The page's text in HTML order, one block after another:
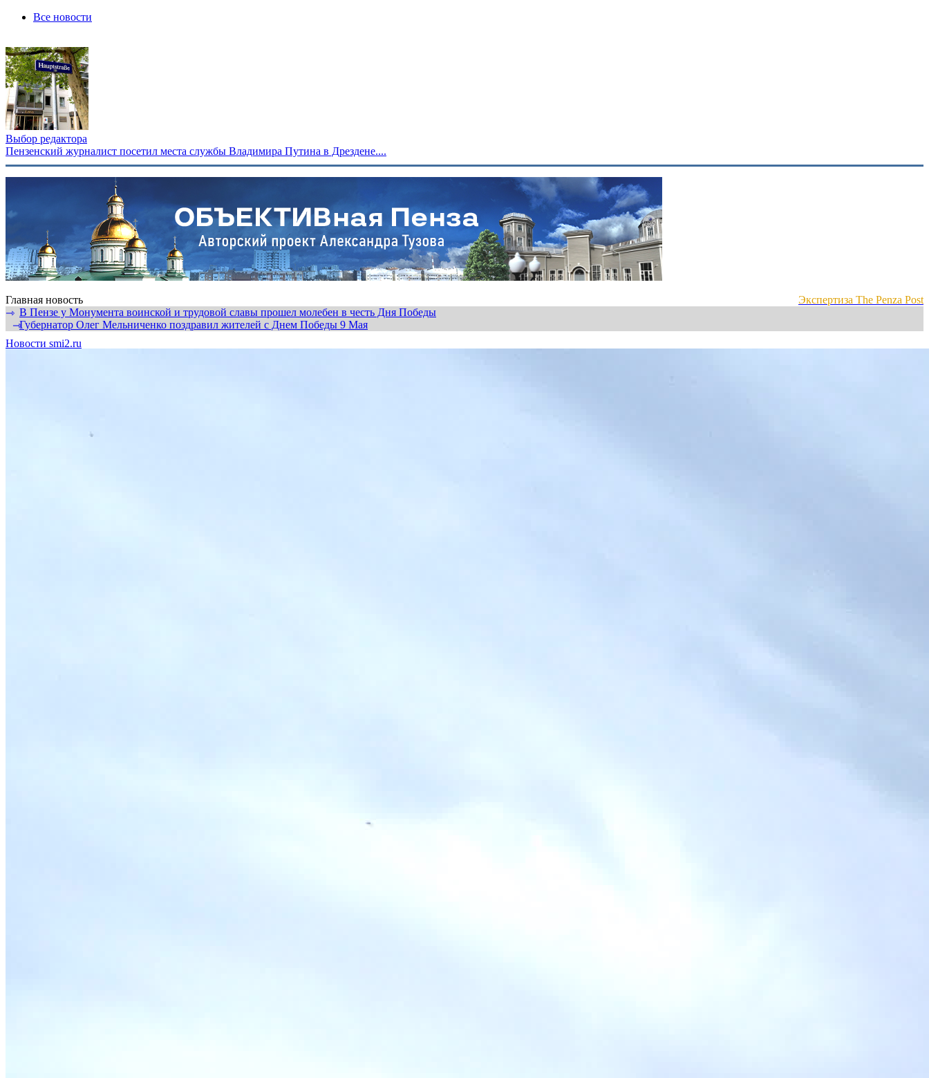
Все новости
Выбор редактора
Пензенский журналист посетил места службы Владимира Путина в Дрездене....
Главная новость
Экспертиза The Penza Post
⇾ В Пензе у Монумента воинской и трудовой славы прошел молебен в честь Дня Победы
⇾Губернатор Олег Мельниченко поздравил жителей с Днем Победы 9 Мая
Новости smi2.ru